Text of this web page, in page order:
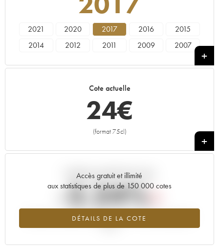
2021 2020 2017 2016
2015
2014
2012 2011 2009
2007
Cote actuelle
24€
(format 75cl)
+
Accès gratuit et illimité
aux statistiques de plus de 150 000 cotes
DÉTAILS DE LA COTE
Tendance actuelle de la cote
-2.24%
Tendance à la baisse du millésime 2017 en 2026 par rapport à